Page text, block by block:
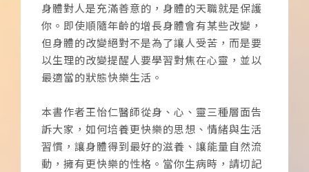
身體對人是充滿善意的，身體的天職就是保護
你。即使順隨年齡的增長身體會有某些改變，
但身體的改變絕對不是為了讓人受苦，而是要
以生理的改變提醒人要學習對焦在心靈，並以
最適當的狀態快樂生活。
本書作者王怡仁醫師從身、心、靈三種層面告
訴大家，如何培養更快樂的思想、情緒與生活
習慣，讓身體得到最好的滋養、讓能量自然流
動，擁有更快樂的性格。當你生病時，請切記